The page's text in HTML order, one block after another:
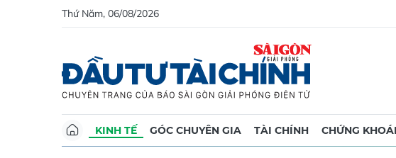
Thứ Năm, 06/08/2026
KINH TẾ GÓC CHUYÊN GIA TÀI CHÍNH CHỨNG KHOÁN